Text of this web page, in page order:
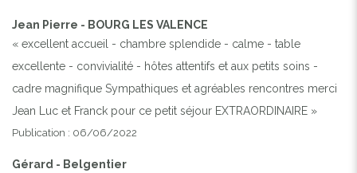
Jean Pierre - BOURG LES VALENCE
« excellent accueil - chambre splendide - calme - table
excellente - convivialité - hôtes attentifs et aux petits soins -
cadre magnifique Sympathiques et agréables rencontres merci
Jean Luc et Franck pour ce petit séjour EXTRAORDINAIRE »
Publication : 06/06/2022
Gérard - Belgentier